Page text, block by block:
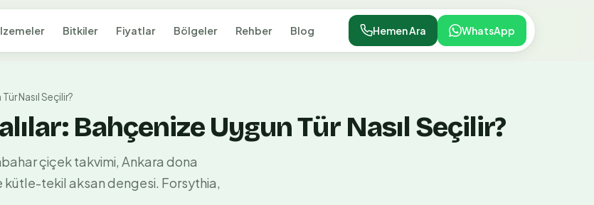
Bitkiler Fiyatlar Bölgeler Rehber Blog Hemen Ara WhatsApp
Nasıl Seçilir?
Bahçenize Uygun Tür Nasıl Seçilir?
çiçek takvimi, Ankara dona
kütle-tekil aksan dengesi. Forsythia,